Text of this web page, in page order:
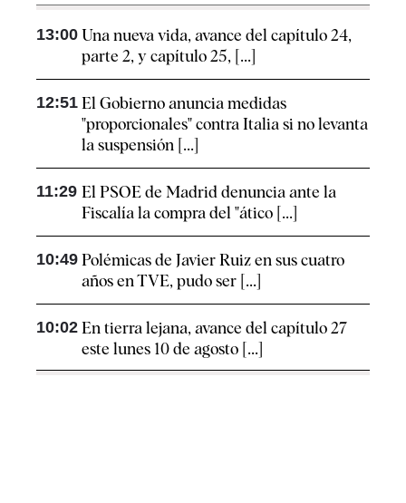
13:00 Una nueva vida, avance del capítulo 24,
parte 2, y capítulo 25, [...]
12:51 El Gobierno anuncia medidas
"proporcionales" contra Italia si no levanta
la suspensión [...]
11:29 El PSOE de Madrid denuncia ante la
Fiscalía la compra del "ático [...]
10:49 Polémicas de Javier Ruiz en sus cuatro
años en TVE, pudo ser [...]
10:02 En tierra lejana, avance del capítulo 27
este lunes 10 de agosto [...]